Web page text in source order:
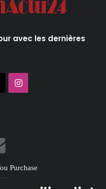
avec les dernières
Instagram
Purchase